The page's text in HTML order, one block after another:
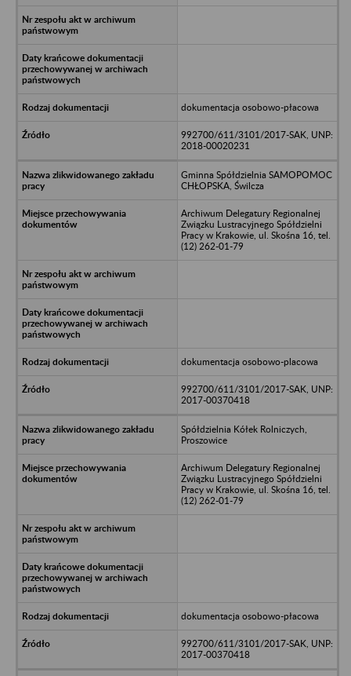
dokumentacja osobowo-płacowa
992700/611/3101/2017-SAK, UNP:
2018-00020231
Gminna Spółdzielnia SAMOPOMOC
CHŁOPSKA, Świlcza
Archiwum Delegatury Regionalnej
Związku Lustracyjnego Spółdzielni
Pracy w Krakowie, ul. Skośna 16, tel.
(12) 262-01-79
dokumentacja osobowo-placowa
992700/611/3101/2017-SAK, UNP:
2017-00370418
Spółdzielnia Kółek Rolniczych,
Proszowice
Archiwum Delegatury Regionalnej
Związku Lustracyjnego Spółdzielni
Pracy w Krakowie, ul. Skośna 16, tel.
(12) 262-01-79
dokumentacja osobowo-płacowa
992700/611/3101/2017-SAK, UNP:
2017-00370418